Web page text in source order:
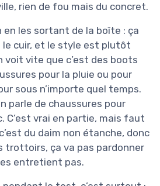
rien de fou mais du concret.
en les sortant de la boîte : ça
cuir, et le style est plutôt
voit vite que c’est des boots
pour la pluie ou pour
sous n’importe quel temps.
parle de chaussures pour
C’est vrai en partie, mais faut
du daim non étanche, donc
trottoirs, ça va pas pardonner
entretient pas.